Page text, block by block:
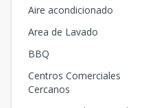
Aire acondicionado
Area de Lavado
BBQ
Centros Comerciales
Cercanos